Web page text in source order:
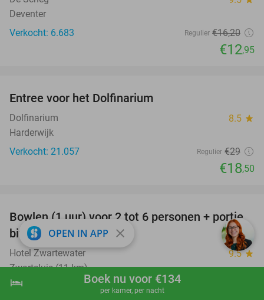
shopping_cart Boek nu
hotel Boek nu voor €134
per kamer, per nacht
Deventer
Verkocht: 6.683
Regulier €16,20
€12,95
Entree voor het Dolfinarium
Dolfinarium 8.5 star
Harderwijk
Verkocht: 21.057
Regulier €29
€18,50
49%
Bowlen (1 uur) voor 2 tot 6 personen + portie
bitterballen
Hotel Zwartewater 9.5star
Zwartsluis (11 km)
Verkocht: 278
OPEN IN APP close